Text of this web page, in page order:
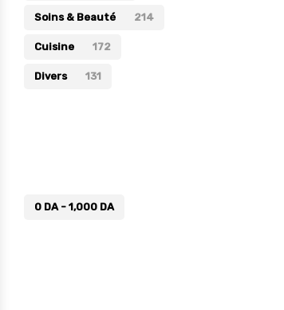
Soins & Beauté 214
Cuisine 172
Divers 131
0 DA- 1,000 DA